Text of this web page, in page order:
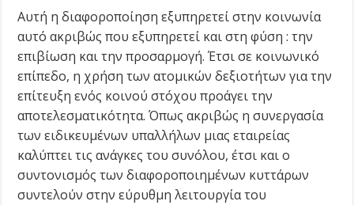
Αυτή η διαφοροποίηση εξυπηρετεί στην κοινωνία
αυτό ακριβώς που εξυπηρετεί και στη φύση : την
επιβίωση και την προσαρμογή. Έτσι σε κοινωνικό
επίπεδο, η χρήση των ατομικών δεξιοτήτων για την
επίτευξη ενός κοινού στόχου προάγει την
αποτελεσματικότητα. Όπως ακριβώς η συνεργασία
των ειδικευμένων υπαλλήλων μιας εταιρείας
καλύπτει τις ανάγκες του συνόλου, έτσι και ο
συντονισμός των διαφοροποιημένων κυττάρων
συντελούν στην εύρυθμη λειτουργία του